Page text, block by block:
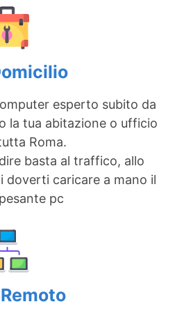
esperto subito da
la tua abitazione o ufficio
Roma.
basta al traffico, allo
doverti caricare a mano il
pc